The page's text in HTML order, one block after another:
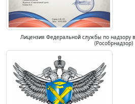
Лицензия Федеральной службы по надзору
(Рособрнадзор)